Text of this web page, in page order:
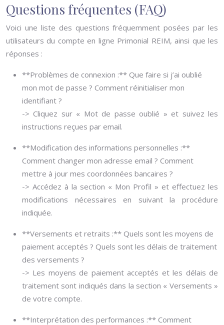
Questions fréquentes (FAQ)
Voici une liste des questions fréquemment posées par les
utilisateurs du compte en ligne Primonial REIM, ainsi que les
réponses :
**Problèmes de connexion :** Que faire si j’ai oublié
mon mot de passe ? Comment réinitialiser mon
identifiant ?
-> Cliquez sur « Mot de passe oublié » et suivez les
instructions reçues par email.
**Modification des informations personnelles :**
Comment changer mon adresse email ? Comment
mettre à jour mes coordonnées bancaires ?
-> Accédez à la section « Mon Profil » et effectuez les
modifications nécessaires en suivant la procédure
indiquée.
**Versements et retraits :** Quels sont les moyens de
paiement acceptés ? Quels sont les délais de traitement
des versements ?
-> Les moyens de paiement acceptés et les délais de
traitement sont indiqués dans la section « Versements »
de votre compte.
**Interprétation des performances :** Comment